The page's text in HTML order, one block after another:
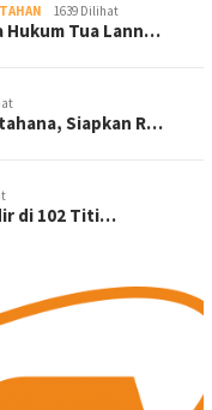
1639 Dilihat
Hukum Tua Lann…
Siapkan R…
di 102 Titi…